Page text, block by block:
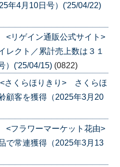
年4月10日号）('25/04/22)
<リゲイン通販公式サイト>
クト／累計売上数は３１
）('25/04/15) (0822)
<さくらほりきり> さくらほ
顧客を獲得（2025年3月20
<フラワーマーケット花由>
で常連獲得（2025年3月13